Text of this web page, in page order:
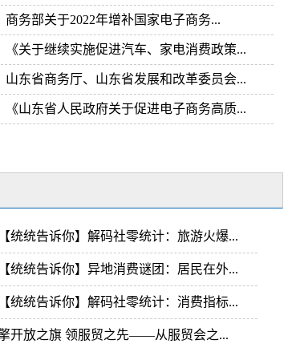
商务部关于2022年增补国家电子商务...
《关于继续实施促进汽车、家电消费政策...
山东省商务厅、山东省发展和改革委员会...
《山东省人民政府关于促进电子商务高质...
【统统告诉你】解码社零统计：旅游火爆...
【统统告诉你】异地消费谜团：居民在外...
【统统告诉你】解码社零统计：消费指标...
开放之旗 领服贸之先——从服贸会之...